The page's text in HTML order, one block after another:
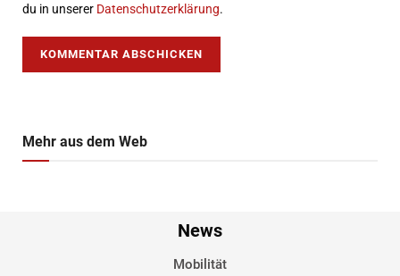
du in unserer Datenschutzerklärung.
Mehr aus dem Web
News
Mobilität